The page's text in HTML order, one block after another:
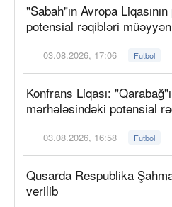
"Sabah"ın Avropa
potensial rəqibləri
03.08.2026, 17:06 Futbol
Konfrans Liqası:
mərhələsindəki potensial
03.08.2026, 16:58 Futbol
Qusarda Respublika
verilib